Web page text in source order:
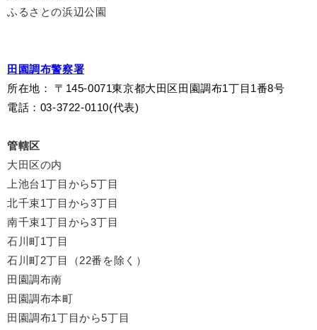
ふるさとの浜辺公園
田園調布警察署
所在地 ：
〒145-0071東京都大田区田園調布1丁目1番8号
電話：03-3722-0110(代表)
管轄区
大田区の内
上池台1丁目から5丁目
北千束1丁目から3丁目
南千束1丁目から3丁目
石川町1丁目
石川町2丁目（22番を除く）
田園調布南
田園調布本町
田園調布1丁目から5丁目